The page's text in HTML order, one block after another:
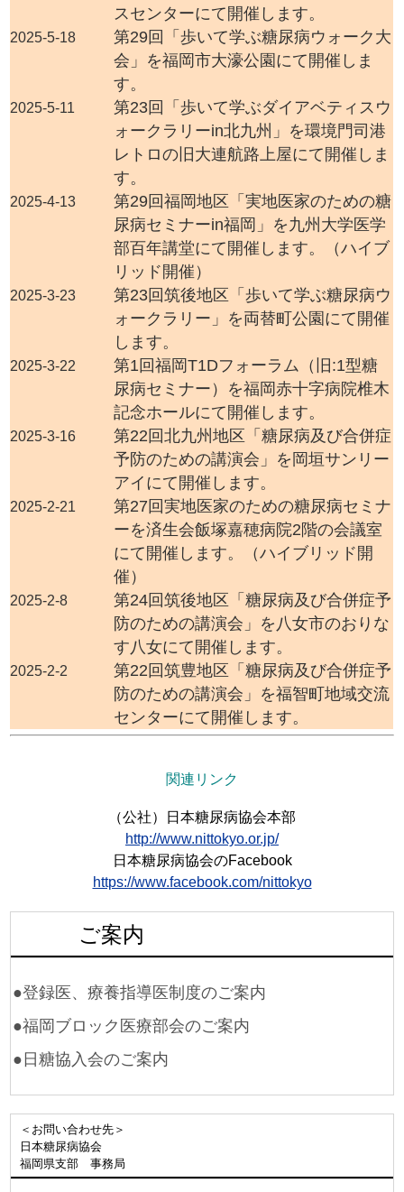
スセンターにて開催します。
2025-5-18
第29回「歩いて学ぶ糖尿病ウォーク大
会」を福岡市大濠公園にて開催しま
す。
2025-5-11
第23回「歩いて学ぶダイアベティスウ
ォークラリーin北九州」を環境門司港
レトロの旧大連航路上屋にて開催しま
す。
2025-4-13
第29回福岡地区「実地医家のための糖
尿病セミナーin福岡」を九州大学医学
部百年講堂にて開催します。（ハイブ
リッド開催）
2025-3-23
第23回筑後地区「歩いて学ぶ糖尿病ウ
ォークラリー」を両替町公園にて開催
します。
2025-3-22
第1回福岡T1Dフォーラム（旧:1型糖
尿病セミナー）を福岡赤十字病院椎木
記念ホールにて開催します。
2025-3-16
第22回北九州地区「糖尿病及び合併症
予防のための講演会」を岡垣サンリー
アイにて開催します。
2025-2-21
第27回実地医家のための糖尿病セミナ
ーを済生会飯塚嘉穂病院2階の会議室
にて開催します。（ハイブリッド開
催）
2025-2-8
第24回筑後地区「糖尿病及び合併症予
防のための講演会」を八女市のおりな
す八女にて開催します。
2025-2-2
第22回筑豊地区「糖尿病及び合併症予
防のための講演会」を福智町地域交流
センターにて開催します。
関連リンク
（公社）日本糖尿病協会本部
http://www.nittokyo.or.jp/
日本糖尿病協会のFacebook
https://www.facebook.com/nittokyo
ご案内
●登録医、療養指導医制度のご案内
●福岡ブロック医療部会のご案内
●日糖協入会のご案内
＜お問い合わせ先＞
日本糖尿病協会
福岡県支部 事務局